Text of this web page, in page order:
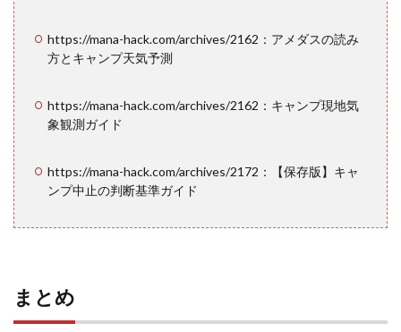
https://mana-hack.com/archives/2162：アメダスの読み
方とキャンプ天気予測
https://mana-hack.com/archives/2162：キャンプ現地気
象観測ガイド
https://mana-hack.com/archives/2172：【保存版】キャ
ンプ中止の判断基準ガイド
まとめ